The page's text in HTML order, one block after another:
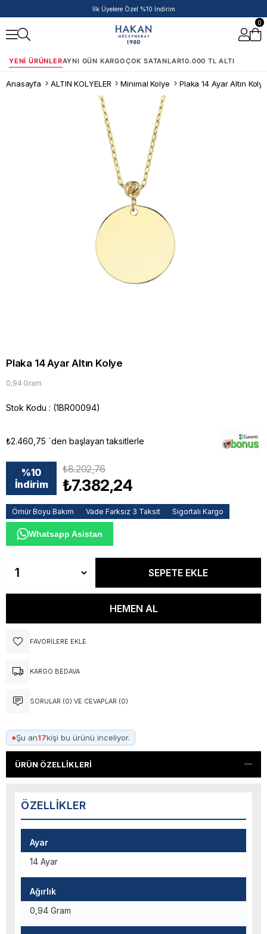
İlk Üyelere Özel %10 İndirim
0
YENI ÜRÜNLERAYNI GÜN KARGOÇOK SATANLAR10.000 TL ALTI
Anasayfa ALTIN KOLYELER Minimal Kolye Plaka 14 Ayar Altın
Plaka 14 Ayar Altın Kolye
0,94 Gram
Stok Kodu (1BR00094)
₺2.460,75 `den başlayan taksitlerle
%10
İndirim
₺8.202,76
₺7.382,24
Ömür Boyu Bakım Vade Farksız 3 Taksit Sigortalı Kargo
Whatsapp Asistan
FAVORILERE EKLE
KARGO BEDAVA
SORULAR (0) VE CEVAPLAR (0)
●Şu an17kişi bu ürünü inceliyor.
ÜRÜN ÖZELLIKLERI
ÖZELLIKLER
Ayar
14 Ayar
Ağırlık
0,94 Gram